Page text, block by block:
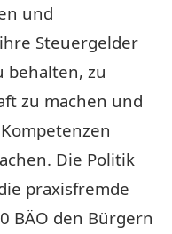
und
Steuergelder
zu
zu machen und
Die Politik
praxisfremde
BÄO den Bürgern